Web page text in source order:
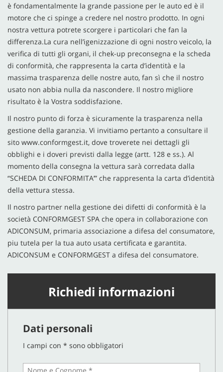
CONTATTI
è fondamentalmente la grande passione per le auto ed è il
motore che ci spinge a credere nel nostro prodotto. In ogni
nostra vettura potrete scorgere i particolari che fan la
differenza.La cura nell’igenizzazione di ogni nostro veicolo, la
verifica di tutti gli organi, il chek-up preconsegna e la scheda
di conformità, che rappresenta la carta d’identità e la
massima trasparenza delle nostre auto, fan sì che il nostro
usato non abbia nulla da nascondere. Il nostro migliore
risultato è la Vostra soddisfazione.
Il nostro punto di forza è sicuramente la trasparenza nella
gestione della garanzia. Vi invitiamo pertanto a consultare il
sito www.conformgest.it, dove troverete nei dettagli gli
obblighi e i doveri previsti dalla legge (artt. 128 e ss.). Al
momento della consegna la vettura sarà corredata dalla
“SCHEDA DI CONFORMITA’” che rappresenta la carta d’identità
della vettura stessa.
Il nostro partner nella gestione dei difetti di conformità è la
società CONFORMGEST SPA che opera in collaborazione con
ADICONSUM, primaria associazione a difesa del consumatore,
piu tutela per la tua auto usata certificata e garantita.
ADICONSUM e CONFORMGEST a difesa del consumatore.
Richiedi informazioni
Dati personali
I campi con * sono obbligatori